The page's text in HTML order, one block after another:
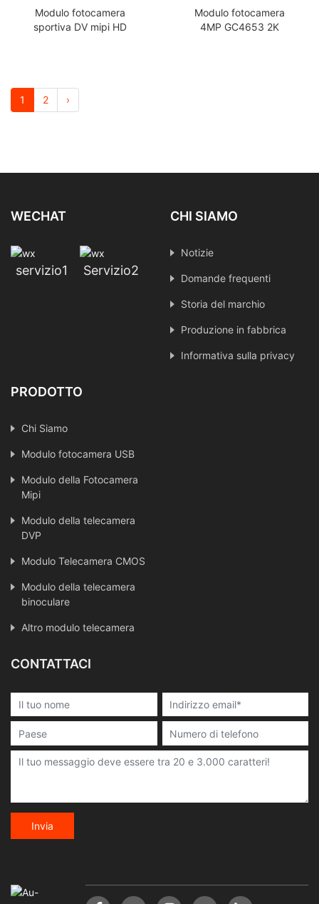
Modulo fotocamera
sportiva DV mipi HD
Modulo fotocamera
4MP GC4653 2K
1
2 ›
WECHAT
servizio1 Servizio2
CHI SIAMO
Notizie
Domande frequenti
Storia del marchio
Produzione in fabbrica
Informativa sulla privacy
PRODOTTO
Chi Siamo
Modulo fotocamera USB
Modulo della Fotocamera
Mipi
Modulo della telecamera
DVP
Modulo Telecamera CMOS
Modulo della telecamera
binoculare
Altro modulo telecamera
CONTATTACI
Invia